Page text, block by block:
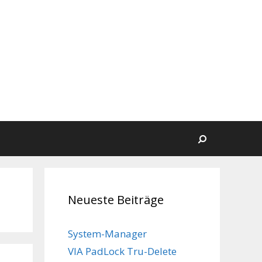
Suchen
Neueste Beiträge
System-Manager
VIA PadLock Tru-Delete